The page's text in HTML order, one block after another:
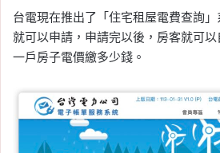
台電現在推出了「住宅租屋電費查詢
就可以申請，申請完以後，房客就可
一戶房子電價繳多少錢。